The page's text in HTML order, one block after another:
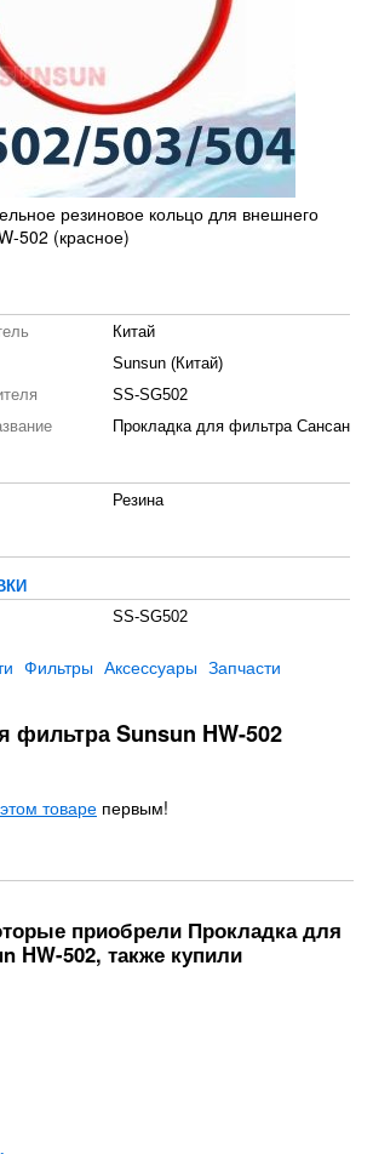
резиновое кольцо для внешнего
502 (красное)
Китай
Sunsun (Китай)
SS-SG502
Прокладка для фильтра Сансан
Резина
SS-SG502
Фильтры Аксессуары Запчасти
фильтра Sunsun HW-502
товаре первым!
приобрели Прокладка для
HW-502, также купили